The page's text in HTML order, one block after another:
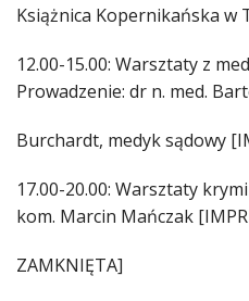
Książnica Kopernikańska w
12.00-15.00: Warsztaty z
Prowadzenie: dr n. med.
Burchardt, medyk sądowy
17.00-20.00: Warsztaty
kom. Marcin Mańczak
ZAMKNIĘTA]